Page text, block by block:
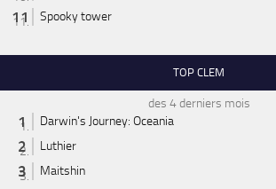
Spooky tower
TOP CLEM
des 4 derniers mois
Darwin's Journey: Oceania
Luthier
Maitshin